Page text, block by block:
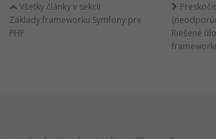
Všetky články v sekcii
Základy frameworku Symfony pre
PHP
Riešené